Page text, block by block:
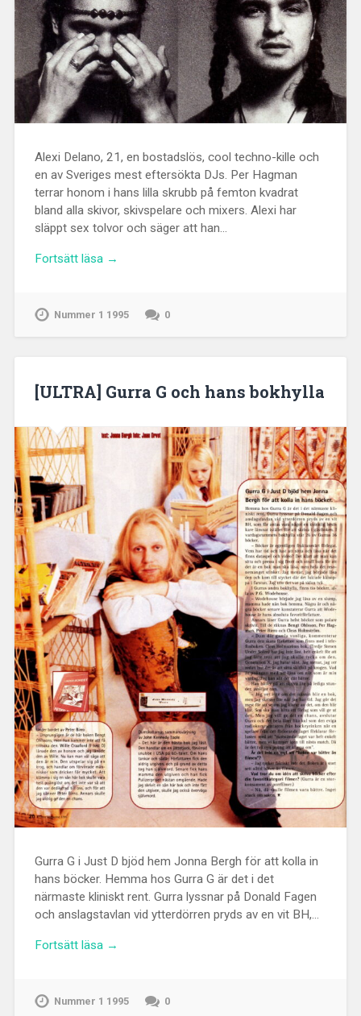
Alexi Delano, 21, en bostadslös, cool techno-kille och
en av Sveriges mest eftersökta DJs. Per Hagman
terrar honom i hans lilla skrubb på femton kvadrat
bland alla skivor, skivspelare och mixers. Alexi har
släppt sex tolvor och säger att han…
Fortsätt läsa →
Nummer 1 1995 0
[ULTRA] Gurra G och hans bokhylla
Gurra G i Just D bjöd hem Jonna Bergh för att kolla in
hans böcker. Hemma hos Gurra G är det i det
närmaste kliniskt rent. Gurra lyssnar på Donald Fagen
och anslagstavlan vid ytterdörren pryds av en vit BH,…
Fortsätt läsa →
Nummer 1 1995 0